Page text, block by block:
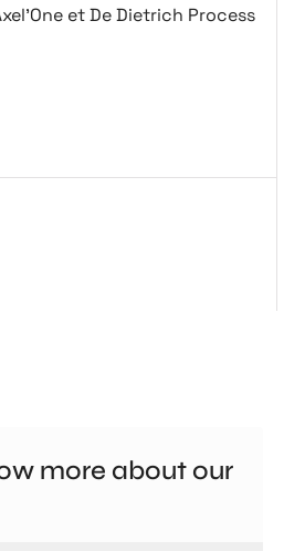
more about our
et De Dietrich Process